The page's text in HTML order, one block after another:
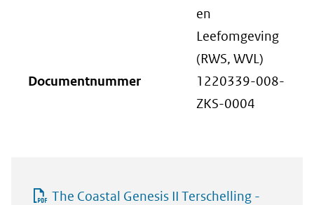
en
Leefomgeving
(RWS, WVL)
Documentnummer
1220339-008-
ZKS-0004
The Coastal Genesis II Terschelling -